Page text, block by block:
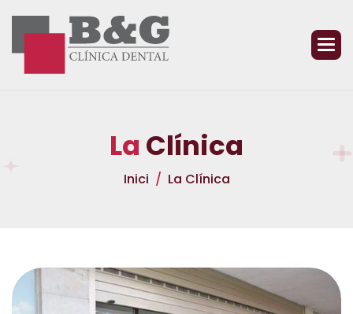
La Clínica
Inici La Clínica